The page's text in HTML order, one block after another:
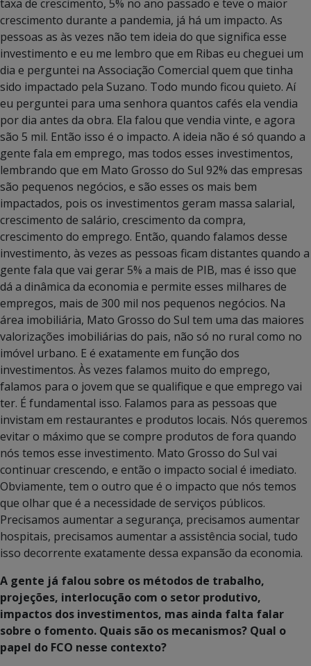
taxa de crescimento, 5% no ano passado e teve o maior
crescimento durante a pandemia, já há um impacto. As
pessoas as às vezes não tem ideia do que significa esse
investimento e eu me lembro que em Ribas eu cheguei um
dia e perguntei na Associação Comercial quem que tinha
sido impactado pela Suzano. Todo mundo ficou quieto. Aí
eu perguntei para uma senhora quantos cafés ela vendia
por dia antes da obra. Ela falou que vendia vinte, e agora
são 5 mil. Então isso é o impacto. A ideia não é só quando a
gente fala em emprego, mas todos esses investimentos,
lembrando que em Mato Grosso do Sul 92% das empresas
são pequenos negócios, e são esses os mais bem
impactados, pois os investimentos geram massa salarial,
crescimento de salário, crescimento da compra,
crescimento do emprego. Então, quando falamos desse
investimento, às vezes as pessoas ficam distantes quando a
gente fala que vai gerar 5% a mais de PIB, mas é isso que
dá a dinâmica da economia e permite esses milhares de
empregos, mais de 300 mil nos pequenos negócios. Na
área imobiliária, Mato Grosso do Sul tem uma das maiores
valorizações imobiliárias do pais, não só no rural como no
imóvel urbano. E é exatamente em função dos
investimentos. Às vezes falamos muito do emprego,
falamos para o jovem que se qualifique e que emprego vai
ter. É fundamental isso. Falamos para as pessoas que
invistam em restaurantes e produtos locais. Nós queremos
evitar o máximo que se compre produtos de fora quando
nós temos esse investimento. Mato Grosso do Sul vai
continuar crescendo, e então o impacto social é imediato.
Obviamente, tem o outro que é o impacto que nós temos
que olhar que é a necessidade de serviços públicos.
Precisamos aumentar a segurança, precisamos aumentar
hospitais, precisamos aumentar a assistência social, tudo
isso decorrente exatamente dessa expansão da economia.
A gente já falou sobre os métodos de trabalho,
projeções, interlocução com o setor produtivo,
impactos dos investimentos, mas ainda falta falar
sobre o fomento. Quais são os mecanismos? Qual o
papel do FCO nesse contexto?